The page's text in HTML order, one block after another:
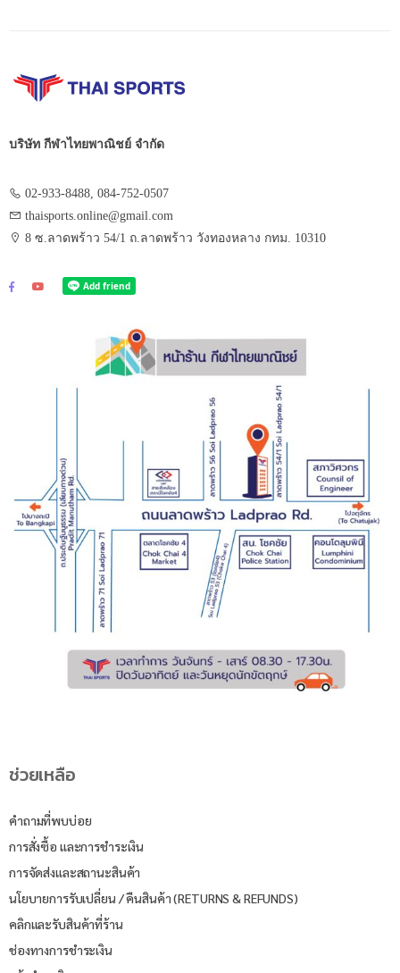
บริษัท กีฬาไทยพาณิชย์ จำกัด
02-933-8488, 084-752-0507
thaisports.online@gmail.com
8 ซ.ลาดพร้าว 54/1 ถ.ลาดพร้าว วังทองหลาง กทม. 10310
ช่วยเหลือ
คำถามที่พบบ่อย
การสั่งซื้อ และการชำระเงิน
การจัดส่งและสถานะสินค้า
นโยบายการรับเปลี่ยน / คืนสินค้า (RETURNS & REFUNDS)
คลิกและรับสินค้าที่ร้าน
ช่องทางการชำระเงิน